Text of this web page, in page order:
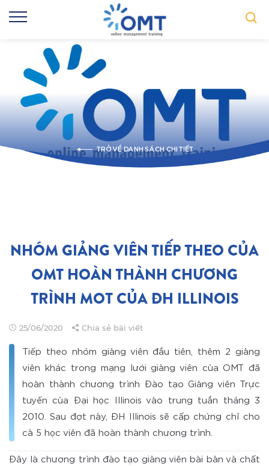
TRỞ VỀ DANH SÁCH CHI TIẾT
NHÓM GIẢNG VIÊN TIẾP THEO CỦA
OMT HOÀN THÀNH CHƯƠNG
TRÌNH MOT CỦA ĐH ILLINOIS
25/06/2020 Chia sẻ bài viết
Tiếp theo nhóm giảng viên đầu tiên, thêm 2 giảng
viên khác trong mạng lưới giảng viên của OMT đã
hoàn thành chương trình Đào tạo Giảng viên Trực
tuyến của Đại học Illinois vào trung tuần tháng 3
2010. Sau đợt này, ĐH Illinois sẽ cấp chứng chỉ cho
cả 5 học viên đã hoàn thành chương trình.
Đây là chương trình đào tạo giảng viên bài bản và chất